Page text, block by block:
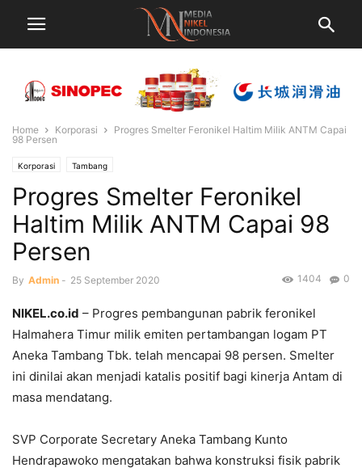
Home Korporasi
Progres Smelter Feronikel Haltim Milik ANTM Capai
98 Persen
Korporasi Tambang
Progres Smelter Feronikel
Haltim Milik ANTM Capai 98
Persen
By Admin - 25 September 2020 0
1404
NIKEL.co.id – Progres pembangunan pabrik feronikel
Halmahera Timur milik emiten pertambangan logam PT
Aneka Tambang Tbk. telah mencapai 98 persen. Smelter
ini dinilai akan menjadi katalis positif bagi kinerja Antam di
masa mendatang.
SVP Corporate Secretary Aneka Tambang Kunto
Hendrapawoko mengatakan bahwa konstruksi fisik pabrik